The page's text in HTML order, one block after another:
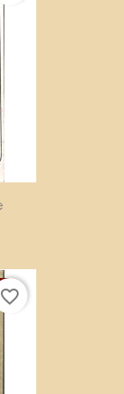
favorite_border